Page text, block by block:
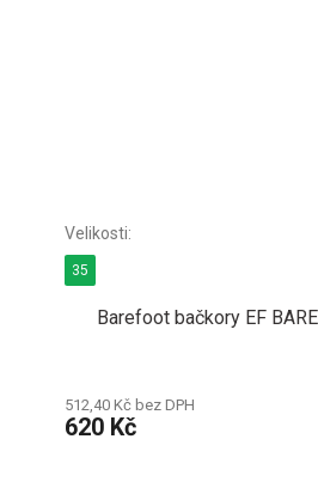
Barefoot bačkory EF
512,40 Kč bez DPH
620 Kč
35